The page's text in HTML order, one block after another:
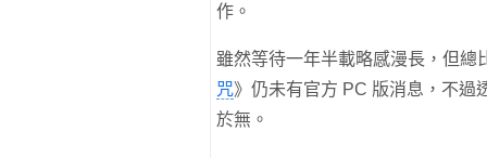
作。
雖然等待一年半載略感漫長，但總
咒》仍未有官方 PC 版消息，不過
於無。